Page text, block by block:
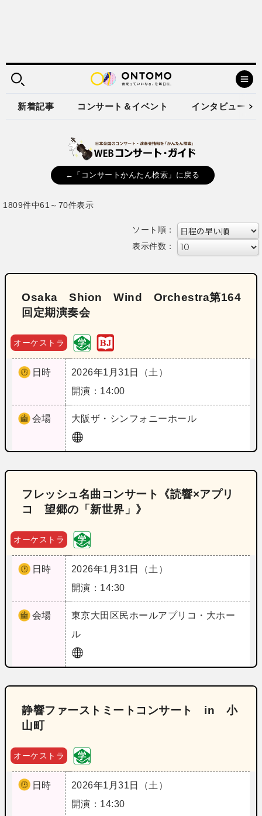
新着記事 コンサート＆イベント インタビュー
←「コンサートかんたん検索」に戻る
1809件中61～70件表示
ソート順：
表示件数：
Osaka Shion Wind Orchestra第164
回定期演奏会
オーケストラ
日時
2026年1月31日（土）
開演：14:00
会場 大阪ザ・シンフォニーホール
フレッシュ名曲コンサート《読響×アプリ
コ 望郷の「新世界」》
オーケストラ
日時
2026年1月31日（土）
開演：14:30
会場 東京大田区民ホールアプリコ・大ホー
ル
静響ファーストミートコンサート in 小
山町
オーケストラ
日時
2026年1月31日（土）
開演：14:30